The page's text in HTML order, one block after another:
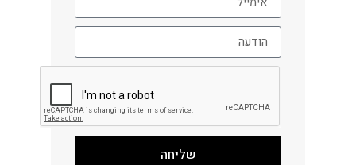
שליחה